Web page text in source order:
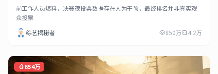
前工作人员爆料，决赛夜投票数据存在人为干预，最终排名并非真实观
众投票
综艺揭秘者
850万 4.2万
654万